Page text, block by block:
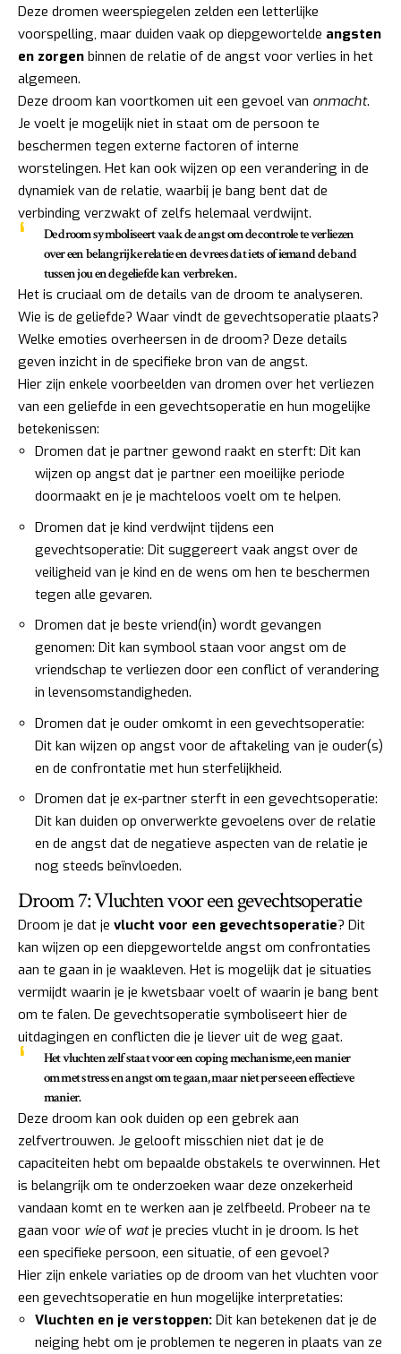
Deze dromen weerspiegelen zelden een letterlijke
voorspelling, maar duiden vaak op diepgewortelde angsten
en zorgen binnen de relatie of de angst voor verlies in het
algemeen.
Deze droom kan voortkomen uit een gevoel van onmacht.
Je voelt je mogelijk niet in staat om de persoon te
beschermen tegen externe factoren of interne
worstelingen. Het kan ook wijzen op een verandering in de
dynamiek van de relatie, waarbij je bang bent dat de
verbinding verzwakt of zelfs helemaal verdwijnt.
De droom symboliseert vaak de angst om de controle te verliezen
over een belangrijke relatie en de vrees dat iets of iemand de band
tussen jou en de geliefde kan verbreken.
Het is cruciaal om de details van de droom te analyseren.
Wie is de geliefde? Waar vindt de gevechtsoperatie plaats?
Welke emoties overheersen in de droom? Deze details
geven inzicht in de specifieke bron van de angst.
Hier zijn enkele voorbeelden van dromen over het verliezen
van een geliefde in een gevechtsoperatie en hun mogelijke
betekenissen:
Dromen dat je partner gewond raakt en sterft: Dit kan
wijzen op angst dat je partner een moeilijke periode
doormaakt en je je machteloos voelt om te helpen.
Dromen dat je kind verdwijnt tijdens een
gevechtsoperatie: Dit suggereert vaak angst over de
veiligheid van je kind en de wens om hen te beschermen
tegen alle gevaren.
Dromen dat je beste vriend(in) wordt gevangen
genomen: Dit kan symbool staan voor angst om de
vriendschap te verliezen door een conflict of verandering
in levensomstandigheden.
Dromen dat je ouder omkomt in een gevechtsoperatie:
Dit kan wijzen op angst voor de aftakeling van je ouder(s)
en de confrontatie met hun sterfelijkheid.
Dromen dat je ex-partner sterft in een gevechtsoperatie:
Dit kan duiden op onverwerkte gevoelens over de relatie
en de angst dat de negatieve aspecten van de relatie je
nog steeds beïnvloeden.
Droom 7: Vluchten voor een gevechtsoperatie
Droom je dat je vlucht voor een gevechtsoperatie? Dit
kan wijzen op een diepgewortelde angst om confrontaties
aan te gaan in je waakleven. Het is mogelijk dat je situaties
vermijdt waarin je je kwetsbaar voelt of waarin je bang bent
om te falen. De gevechtsoperatie symboliseert hier de
uitdagingen en conflicten die je liever uit de weg gaat.
Het vluchten zelf staat voor een coping mechanisme, een manier
om met stress en angst om te gaan, maar niet per se een effectieve
manier.
Deze droom kan ook duiden op een gebrek aan
zelfvertrouwen. Je gelooft misschien niet dat je de
capaciteiten hebt om bepaalde obstakels te overwinnen. Het
is belangrijk om te onderzoeken waar deze onzekerheid
vandaan komt en te werken aan je zelfbeeld. Probeer na te
gaan voor wieof watje precies vlucht in je droom. Is het
een specifieke persoon, een situatie, of een gevoel?
Hier zijn enkele variaties op de droom van het vluchten voor
een gevechtsoperatie en hun mogelijke interpretaties:
Vluchten en je verstoppen: Dit kan betekenen dat je de
neiging hebt om je problemen te negeren in plaats van ze